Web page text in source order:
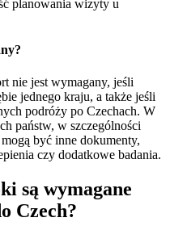
planowania wizyty u
nie jest wymagany, jeśli
jednego kraju, a także jeśli
podróży po Czechach. W
państw, w szczególności
być inne dokumenty,
czy dodatkowe badania.
są wymagane
Czech?